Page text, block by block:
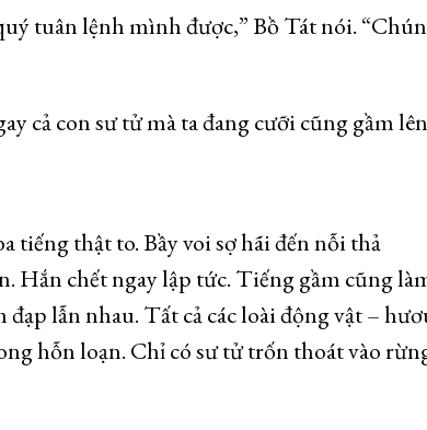
tuân lệnh mình được,” Bồ Tát nói.
cả con sư tử mà ta đang cưỡi cũng gầm
tiếng thật to. Bầy voi sợ hãi đến nỗi thả
Hắn chết ngay lập tức. Tiếng gầm cũng
lẫn nhau. Tất cả các loài động vật –
hỗn loạn. Chỉ có sư tử trốn thoát vào